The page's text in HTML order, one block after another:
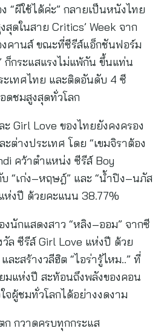
“ผีใช้ได้ค่ะ” กลายเป็นหนังไทย
สุดในสาย Critics’ Week จาก
คานส์ ขณะที่ซีรีส์แอ็กชันฟอร์ม
ก็กระแสแรงไม่แพ้กัน ขึ้นแท่น
เทศไทย และติดอันดับ 4 ซี
ดชมสูงสุดทั่วโลก
Girl Love ของไทยยังคงครอง
ต่างประเทศ โดย “เขมจิราต้อง
คว้าตำแหน่ง ซีรีส์ Boy
“เก่ง–หฤษฎ์” และ “น้ำปิง–นภัส
ห่งปี ด้วยคะแนน 38.77%
นักแสดงสาว “หลิง–ออม” จากซี
วัล ซีรีส์ Girl Love แห่งปี ด้วย
ะสร้างวลีฮิต “ไอร่ารู้ไหม..” ที่
แห่งปี สะท้อนถึงพลังของคอน
จผู้ชมทั่วโลกได้อย่างงดงาม
ก กวาดครบทุกกระแส